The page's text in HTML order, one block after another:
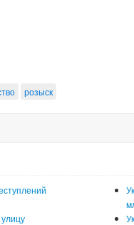
розыск